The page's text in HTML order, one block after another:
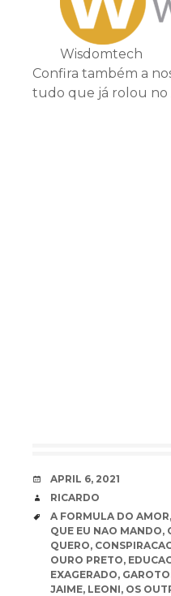
Wisdomtech
Confira também a
tudo que já rolou no
DATE
APRIL 6, 2021
AUTHOR
RICARDO
TAGS
A FORMULA DO AMOR,
QUE EU NAO MANDO,
QUERO,
OURO PRETO,
EXAGERADO,
JAIME, LEONI, OS